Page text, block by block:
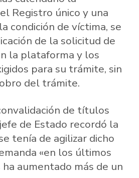
Registro único y una
condición de víctima, se
de la solicitud de
la plataforma y los
para su trámite, sin
del trámite.
de títulos
de Estado recordó la
tenía de agilizar dicho
«en los últimos
aumentado más de un